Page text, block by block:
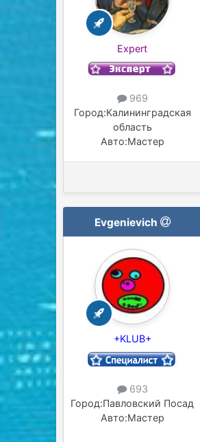
Expert
969
Город:Калининградская
область
Авто:Мастер
Evgenievich
+KLUB+
693
Город:Павловский Посад
Авто:Мастер